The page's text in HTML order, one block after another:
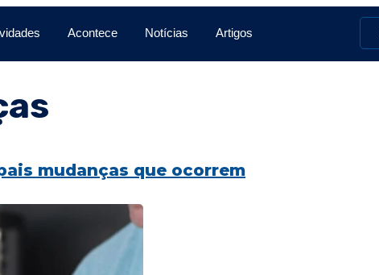
Acontece Notícias Artigos
mudanças que ocorrem